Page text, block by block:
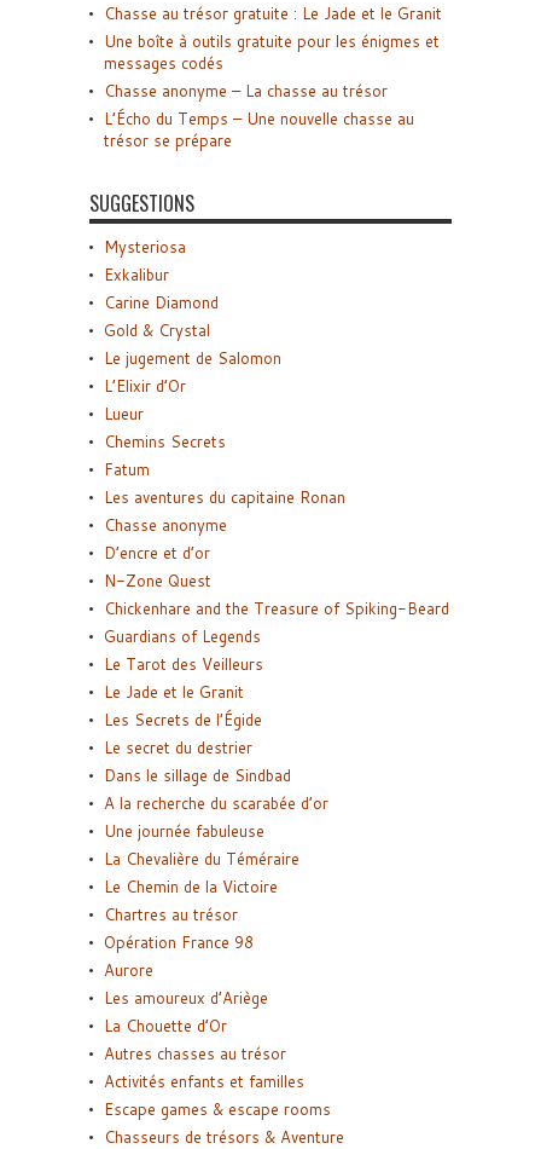
Chasse au trésor gratuite : Le Jade et le Granit
Une boîte à outils gratuite pour les énigmes et
messages codés
Chasse anonyme – La chasse au trésor
L’Écho du Temps – Une nouvelle chasse au
trésor se prépare
SUGGESTIONS
Mysteriosa
Exkalibur
Carine Diamond
Gold & Crystal
Le jugement de Salomon
L’Elixir d’Or
Lueur
Chemins Secrets
Fatum
Les aventures du capitaine Ronan
Chasse anonyme
D’encre et d’or
N-Zone Quest
Chickenhare and the Treasure of Spiking-Beard
Guardians of Legends
Le Tarot des Veilleurs
Le Jade et le Granit
Les Secrets de l’Égide
Le secret du destrier
Dans le sillage de Sindbad
A la recherche du scarabée d’or
Une journée fabuleuse
La Chevalière du Téméraire
Le Chemin de la Victoire
Chartres au trésor
Opération France 98
Aurore
Les amoureux d’Ariège
La Chouette d’Or
Autres chasses au trésor
Activités enfants et familles
Escape games & escape rooms
Chasseurs de trésors & Aventure